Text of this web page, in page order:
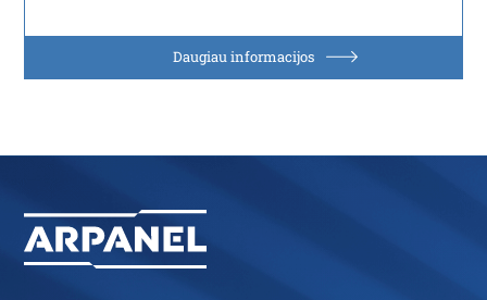
Daugiau informacijos